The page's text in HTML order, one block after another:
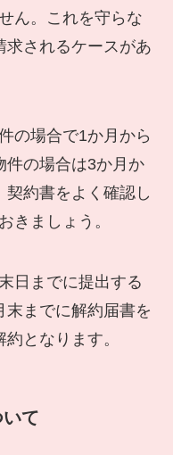
ん。これを守らな
求されるケースがあ
の場合で1か月から
件の場合は3か月か
契約書をよく確認し
きましょう。
日までに提出する
末までに解約届書を
となります。
て